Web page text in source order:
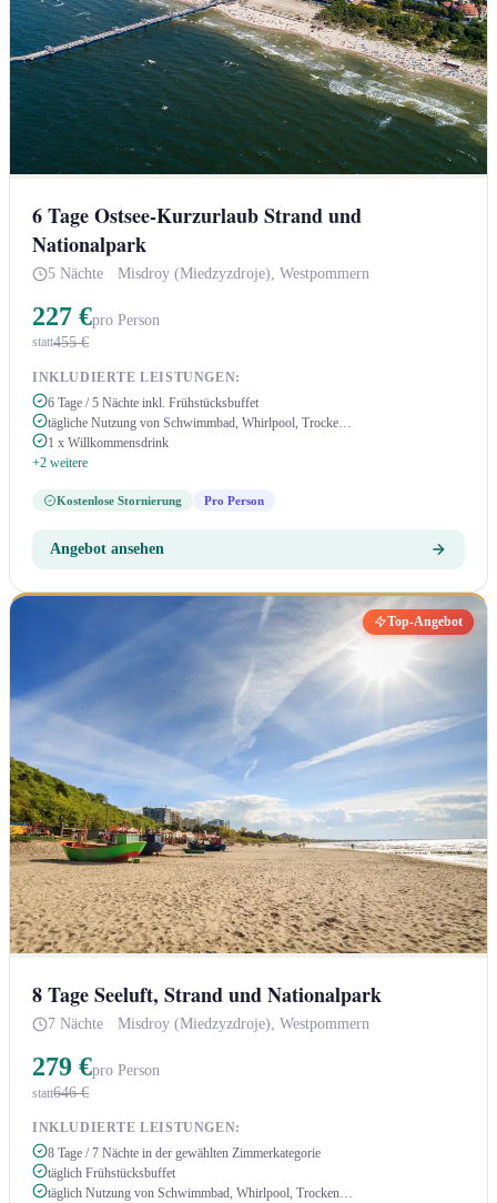
6 Tage Ostsee-Kurzurlaub Strand und
Nationalpark
5 Nächte · Misdroy (Miedzyzdroje), Westpommern
227 €pro Person
statt455 €
INKLUDIERTE LEISTUNGEN:
6 Tage / 5 Nächte inkl. Frühstücksbuffet
tägliche Nutzung von Schwimmbad, Whirlpool, Trocke…
1 x Willkommensdrink
+2 weitere
Kostenlose Stornierung Pro Person
Angebot ansehen
Top-Angebot
8 Tage Seeluft, Strand und Nationalpark
7 Nächte · Misdroy (Miedzyzdroje), Westpommern
279 €pro Person
statt646 €
INKLUDIERTE LEISTUNGEN:
8 Tage / 7 Nächte in der gewählten Zimmerkategorie
täglich Frühstücksbuffet
täglich Nutzung von Schwimmbad, Whirlpool, Trocken…